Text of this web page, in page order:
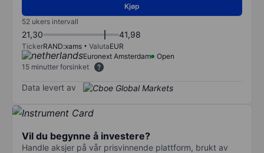
Kjøp
52 ukers intervall
21,30 41,98
TickerRAND:xams ValutaEUR
Euronext Amsterdam
Open
15 minutter forsinket
Data levert av
Vil du begynne å investere?
Handle aksjer på vår prisvinnende plattform, brukt av